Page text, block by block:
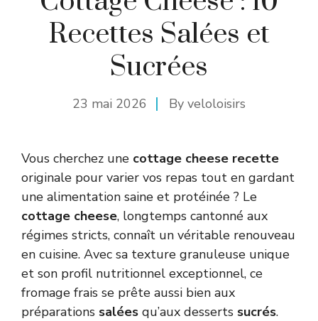
Recettes Salées et
Sucrées
23 mai 2026 By veloloisirs
Vous cherchez une cottage cheese recette
originale pour varier vos repas tout en gardant
une alimentation saine et protéinée ? Le
cottage cheese, longtemps cantonné aux
régimes stricts, connaît un véritable renouveau
en cuisine. Avec sa texture granuleuse unique
et son profil nutritionnel exceptionnel, ce
fromage frais se prête aussi bien aux
préparations salées qu’aux desserts sucrés.